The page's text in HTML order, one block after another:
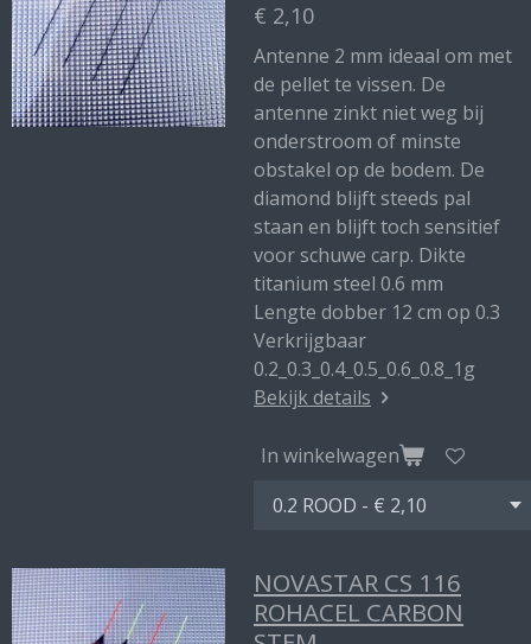
€ 2,10
Antenne 2 mm ideaal om met
de pellet te vissen. De
antenne zinkt niet weg bij
onderstroom of minste
obstakel op de bodem. De
diamond blijft steeds pal
staan en blijft toch sensitief
voor schuwe carp. Dikte
titanium steel 0.6 mm
Lengte dobber 12 cm op 0.3
Verkrijgbaar
0.2_0.3_0.4_0.5_0.6_0.8_1g
Bekijk details
In winkelwagen
NOVASTAR CS 116
ROHACEL CARBON